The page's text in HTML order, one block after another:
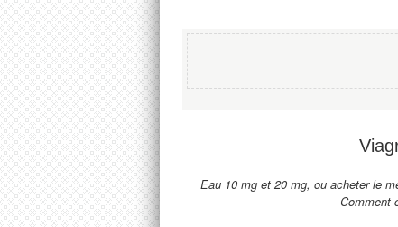
Eau 10 mg et 20 mg, ou acheter le
Comment